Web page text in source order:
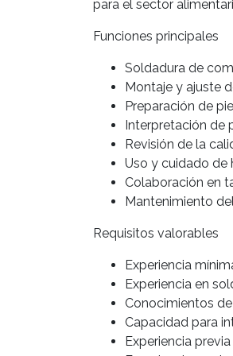
para el sector
Funciones principales
Soldadura de
Montaje y ajuste
Preparación de
Interpretación de
Revisión de la
Uso y cuidado de
Colaboración en
Mantenimiento
Requisitos valorables
Experiencia
Experiencia en
Conocimientos
Capacidad para
Experiencia